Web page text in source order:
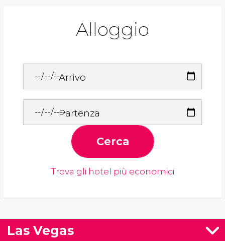
Alloggio
Arrivo
Partenza
Cerca
Trova gli hotel più economici
Las Vegas